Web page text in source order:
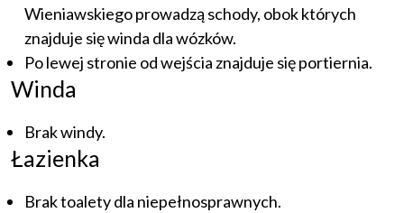
Wieniawskiego prowadzą schody, obok których
znajduje się winda dla wózków.
Po lewej stronie od wejścia znajduje się portiernia.
Winda
Brak windy.
Łazienka
Brak toalety dla niepełnosprawnych.